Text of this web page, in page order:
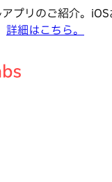
プリのご紹介。
詳細はこちら。